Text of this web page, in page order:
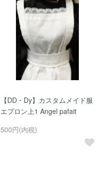
【DD・Dy】カスタムメイド服
エプロン上1 Angel pafait
500円(内税)